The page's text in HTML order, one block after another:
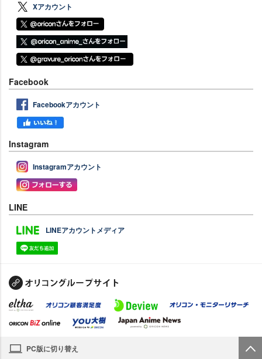
Xアカウント
Facebook
Facebookアカウント
Instagram
Instagramアカウント
LINE
LINEアカウントメディア
PC版に切り替え